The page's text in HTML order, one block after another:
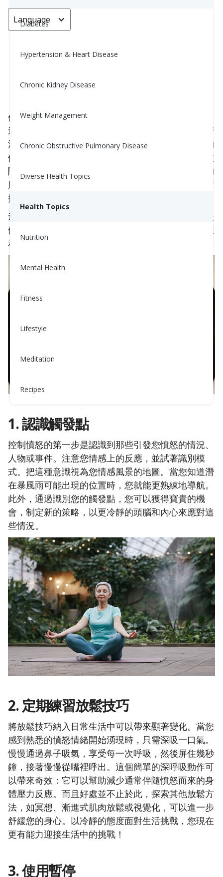
Diabetes
Hypertension & Heart Disease
Chronic Kidney Disease
Weight Management
Chronic Obstructive Pulmonary Disease
Diverse Health Topics
Health Topics
Nutrition
Mental Health
Fitness
Lifestyle
Meditation
Recipes
Language
保持冷靜：5個控制憤怒的小技巧
Yiwen Lu, MS, RD
作為人類，我們每天都在處理一個複雜的情感網絡，
這是完全正常的。生活經常向我們拋出意想不到的情
況，而我們對這些時刻的看法不僅會顯著影響我們的
個人成長，還會影響健康關係的維持。憤怒就是一種
關鍵的情感。掌握憤怒管理的藝術是一項至關重要的
應對技能，讓我們能以更具建設性的方式來面對具有
挑戰性和令人沮喪的情況。
這本綜合指南將深入探討五個基本步驟，旨在為您提
供必要的工具，讓您掌控自己的憤怒，提升情感健康
和人際關係。
1. 認識觸發點
控制憤怒的第一步是認識到那些引發您憤怒的情況、
人物或事件。注意您情感上的反應，並試著識別模
式。把這種意識視為您情感風景的地圖。當您知道潛
在暴風雨可能出現的位置時，您就能更熟練地導航。
此外，通過識別您的觸發點，您可以獲得寶貴的機
會，制定新的策略，以更冷靜的頭腦和內心來應對這
些情況。
2. 定期練習放鬆技巧
將放鬆技巧納入日常生活中可以帶來顯著變化。當您
感到熟悉的憤怒情緒開始湧現時，只需深吸一口氣。
慢慢通過鼻子吸氣，享受每一次呼吸，然後屏住幾秒
鐘，接著慢慢從嘴裡呼出。這個簡單的深呼吸動作可
以帶來奇效：它可以幫助減少通常伴隨憤怒而來的身
體壓力反應。而且好處並不止於此，探索其他放鬆方
法，如冥想、漸進式肌肉放鬆或視覺化，可以進一步
舒緩您的身心。以冷靜的態度面對生活挑戰，您現在
更有能力迎接生活中的挑戰！
3. 使用暫停